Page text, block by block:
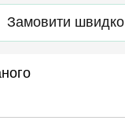
Замовити швидко